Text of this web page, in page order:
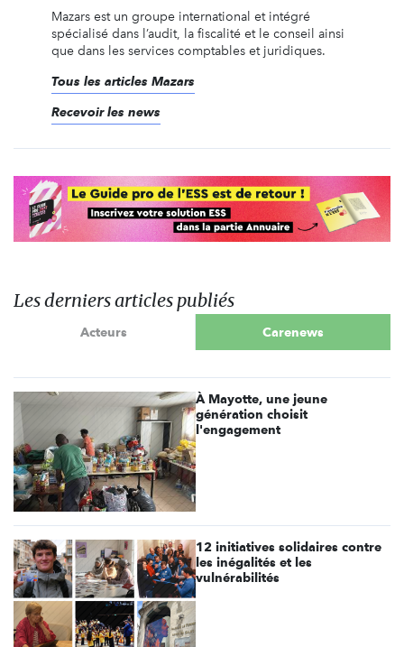
Mazars est un groupe international et intégré
spécialisé dans l’audit, la fiscalité et le conseil ainsi
que dans les services comptables et juridiques.
Tous les articles Mazars
Recevoir les news
Les derniers articles publiés
Acteurs Carenews
À Mayotte, une jeune
génération choisit
l'engagement
12 initiatives solidaires contre
les inégalités et les
vulnérabilités